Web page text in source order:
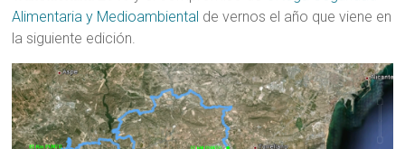
Alimentaria y Medioambiental de vernos el año que viene en
la siguiente edición.